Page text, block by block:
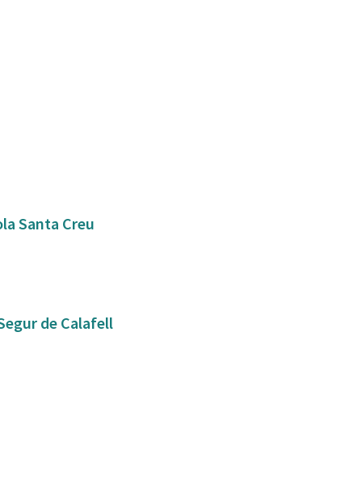
Santa Creu
de Calafell